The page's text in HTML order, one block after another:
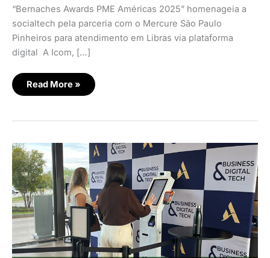
“Bernaches Awards PME Américas 2025” homenageia a
socialtech pela parceria com o Mercure São Paulo
Pinheiros para atendimento em Libras via plataforma
digital A Icom, […]
Read More »
Accor
otimiza
check-
in
com
totens
de
autoatendimento